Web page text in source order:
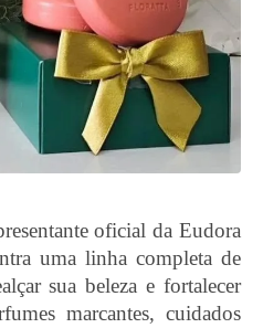
oficial da Eudora
uma linha completa de
sua beleza e fortalecer
marcantes, cuidados